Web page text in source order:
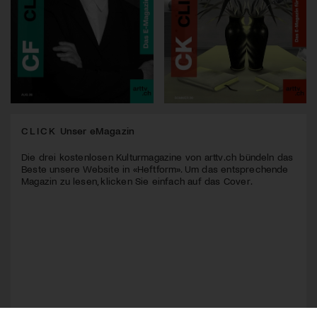
CLICK Unser eMagazin
Die drei kostenlosen Kulturmagazine von arttv.ch bündeln das
Beste unsere Website in «Heftform». Um das entsprechende
Magazin zu lesen, klicken Sie einfach auf das Cover.